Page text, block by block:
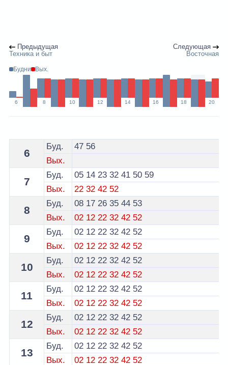
Предыдущая
Техника и быт
Следующая
Восточная
Будни Вых.
6 8 10 12 14 16 18 20
Расписание 10 маршрутки Брест по остановке Лицей
6
Буд. 47 56
Вых.
7
Буд. 05 14 23 32 41 50 59
Вых.
22 32 42 52
8
Буд. 08 17 26 35 44 53
Вых.
02 12 22 32 42 52
9
Буд. 02 12 22 32 42 52
Вых.
02 12 22 32 42 52
10
Буд. 02 12 22 32 42 52
Вых.
02 12 22 32 42 52
11
Буд. 02 12 22 32 42 52
Вых.
02 12 22 32 42 52
12
Буд. 02 12 22 32 42 52
Вых.
02 12 22 32 42 52
13
Буд. 02 12 22 32 42 52
Вых.
02 12 22 32 42 52